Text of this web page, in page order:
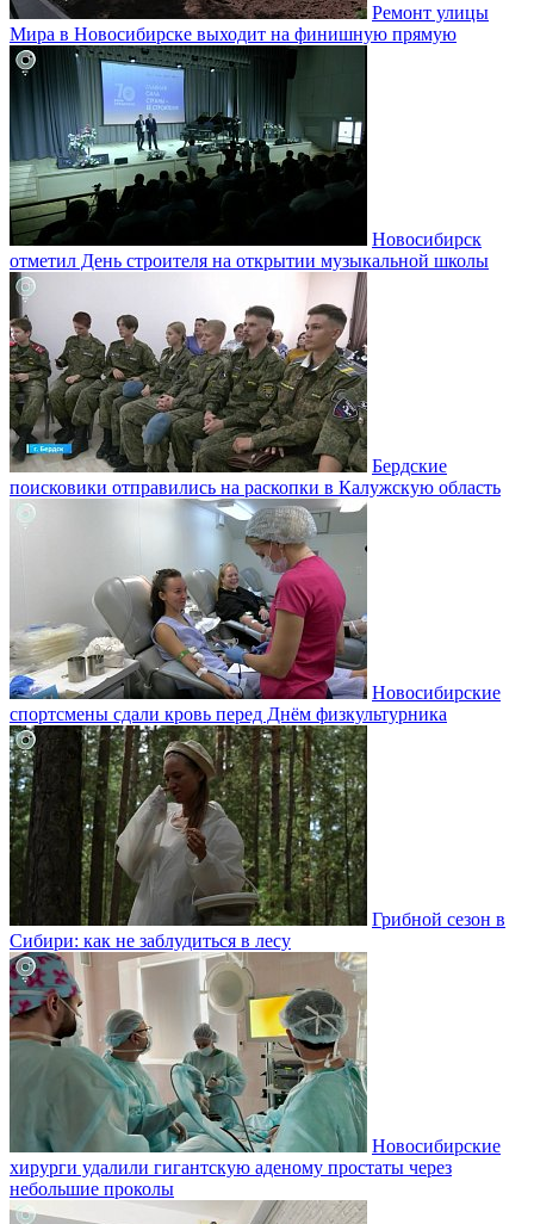
Ремонт улицы
Мира в Новосибирске выходит на финишную прямую
Новосибирск
отметил День строителя на открытии музыкальной школы
Бердские
поисковики отправились на раскопки в Калужскую область
Новосибирские
спортсмены сдали кровь перед Днём физкультурника
Грибной сезон в
Сибири: как не заблудиться в лесу
Новосибирские
хирурги удалили гигантскую аденому простаты через
небольшие проколы